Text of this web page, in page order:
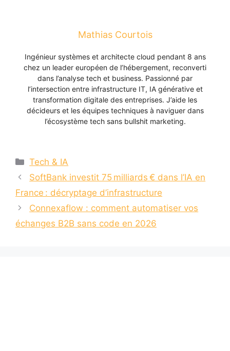
Mathias Courtois
Ingénieur systèmes et architecte cloud pendant 8 ans
chez un leader européen de l’hébergement, reconverti
dans l’analyse tech et business. Passionné par
l’intersection entre infrastructure IT, IA générative et
transformation digitale des entreprises. J’aide les
décideurs et les équipes techniques à naviguer dans
l’écosystème tech sans bullshit marketing.
Catégories
Tech & IA
SoftBank investit 75 milliards € dans l’IA en
France : décryptage d’infrastructure
Connexaflow : comment automatiser vos
échanges B2B sans code en 2026